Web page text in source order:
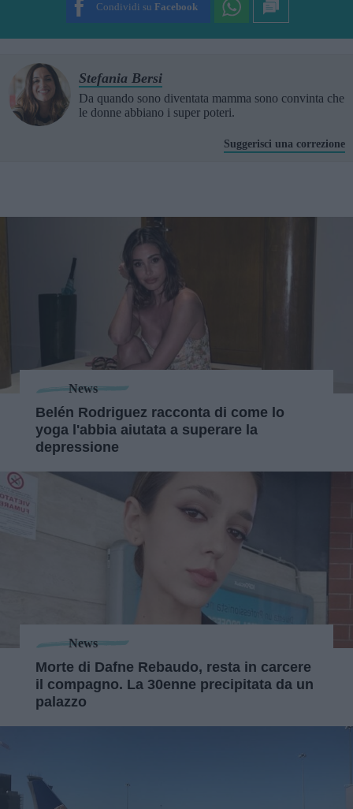
Condividi su Facebook
Stefania Bersi
Da quando sono diventata mamma sono convinta che
le donne abbiano i super poteri.
Suggerisci una correzione
News
Belén Rodriguez racconta di come lo
yoga l'abbia aiutata a superare la
depressione
News
Morte di Dafne Rebaudo, resta in carcere
il compagno. La 30enne precipitata da un
palazzo